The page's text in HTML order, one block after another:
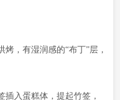
，有湿润感的“布丁”层，
入蛋糕体，提起竹签，